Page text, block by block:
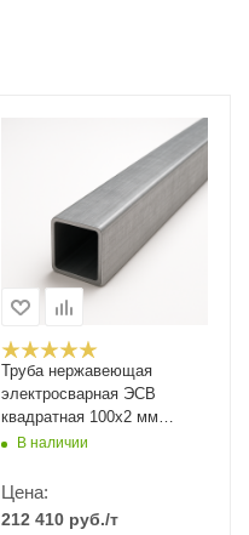
Труба нержавеющая
электросварная ЭСВ
квадратная 100х2 мм
шлифованная ASTM A554
В наличии
Цена:
212 410 руб./т